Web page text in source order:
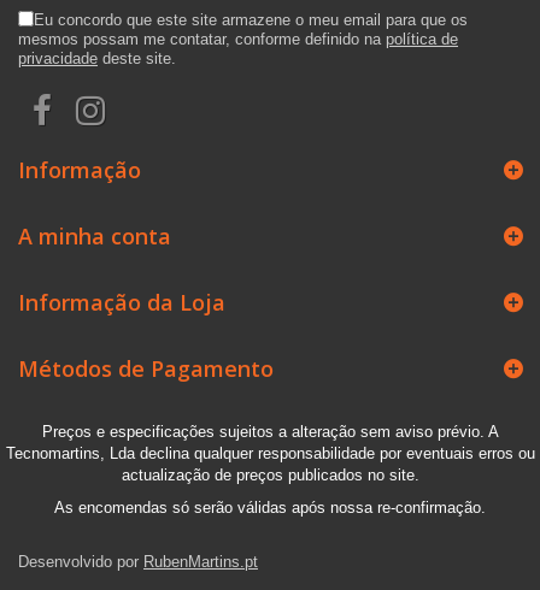
Eu concordo que este site armazene o meu email para que os
mesmos possam me contatar, conforme definido na política de
privacidade deste site.
Informação
A minha conta
Informação da Loja
Métodos de Pagamento
Preços e especificações sujeitos a alteração sem aviso prévio. A
Tecnomartins, Lda declina qualquer responsabilidade por eventuais erros ou
actualização de preços publicados no site.
As encomendas só serão válidas após nossa re-confirmação.
Desenvolvido por RubenMartins.pt